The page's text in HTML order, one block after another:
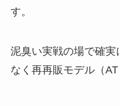
す。
泥臭い実戦の場で確
なく再再販モデル（AT